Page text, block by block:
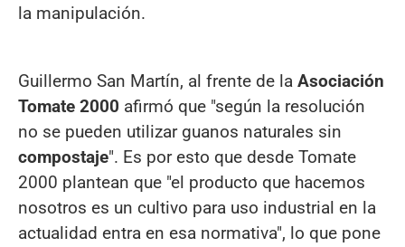
la manipulación.
Guillermo San Martín, al frente de la Asociación
Tomate 2000 afirmó que "según la resolución
no se pueden utilizar guanos naturales sin
compostaje". Es por esto que desde Tomate
2000 plantean que "el producto que hacemos
nosotros es un cultivo para uso industrial en la
actualidad entra en esa normativa", lo que pone